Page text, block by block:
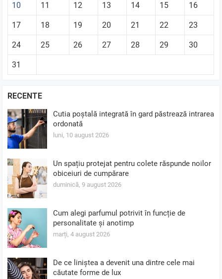
10 11 12 13 14 15 16
17 18 19 20 21 22 23
24 25 26 27 28 29 30
31
RECENTE
Cutia poștală integrată în gard păstrează intrarea
ordonată
luni, 10 august 2026
Un spațiu protejat pentru colete răspunde noilor
obiceiuri de cumpărare
duminică, 9 august 2026
Cum alegi parfumul potrivit în funcție de
personalitate și anotimp
marți, 4 august 2026
De ce liniștea a devenit una dintre cele mai
căutate forme de lux